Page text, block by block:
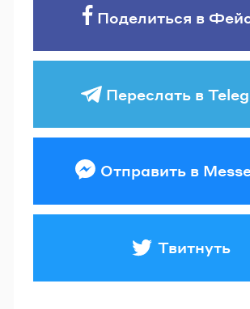
Поделиться в
Переслать в
Отправить в
Твитнуть